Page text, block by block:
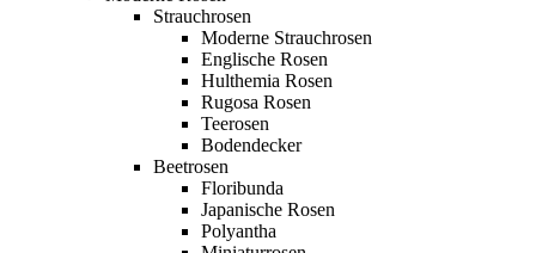
Strauchrosen
Moderne Strauchrosen
Englische Rosen
Hulthemia Rosen
Rugosa Rosen
Teerosen
Bodendecker
Beetrosen
Floribunda
Japanische Rosen
Polyantha